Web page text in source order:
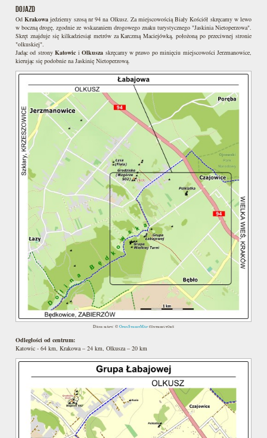
DOJAZD
OdKrakowajedziemy szosą nr 94 na Olkusz. Za miejscowością Biały Kościół skręcamy w lewo
w boczną drogę, zgodnie ze wskazaniem drogowego znaku turystycznego "Jaskinia Nietoperzowa".
Skręt znajduje się kilkadziesiąt metrów za Karczmą Maciejówką, położoną po przeciwnej stronie
"olkuskiej".
Jadąc od stronyKatowic iOlkusza skręcamy w prawo po minięciu miejscowości Jerzmanowice,
kierując się podobnie na Jaskinię Nietoperzową.
Dane mapy: © OpenStreetMap contributors
Odległości od centrum:
Katowic - 64 km, Krakowa – 24 km, Olkusza – 20 km